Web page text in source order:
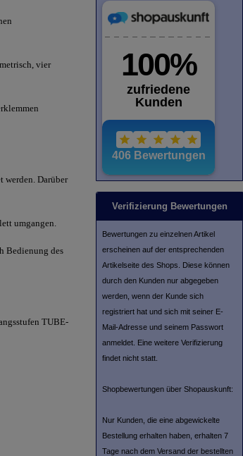
vier
werden. Darüber
umgangen.
Bedienung des
TUBE-
Verifizierung Bewertungen
Bewertungen zu einzelnen Artikel
erscheinen auf der entsprechenden
Artikelseite des Shops. Diese können
durch den Kunden nur abgegeben
werden, wenn der Kunde sich
registriert hat und sich mit seiner E-
Mail-Adresse und seinem Passwort
anmeldet. Eine weitere Verifizierung
findet nicht statt.
Shopbewertungen über Shopauskunft:
Nur Kunden, die eine abgewickelte
Bestellung erhalten haben, erhalten 7
Tage nach dem Versand der bestellten